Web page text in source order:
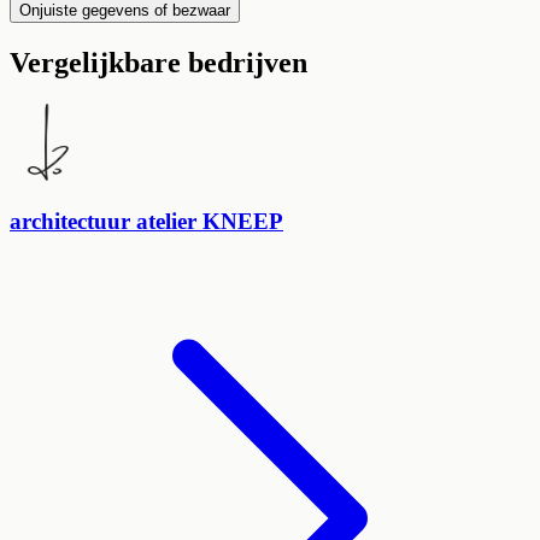
Onjuiste gegevens of bezwaar
Vergelijkbare bedrijven
architectuur atelier KNEEP